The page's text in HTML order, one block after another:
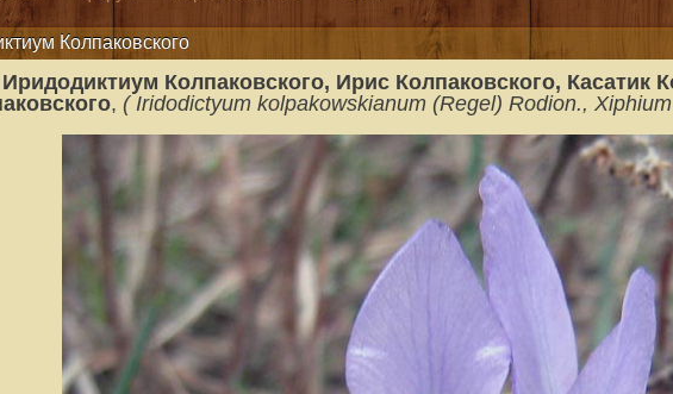
Колпаковского
Иридодиктиум Колпаковского, Ирис Колпаковского, Касатик
, ( Iridodictyum kolpakowskianum (Regel) Rodion., Xiphium